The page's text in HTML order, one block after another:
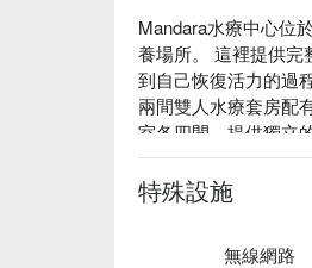
Mandara水療中心位
養場所。 這裡提供完
到自己恢復活力的過
兩間雙人水療套房配
室各四間，提供獨立
同時，健身中心的設
特殊設施
無線網路